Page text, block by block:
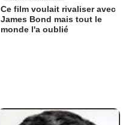
Ce film voulait rivaliser avec
James Bond mais tout le
monde l'a oublié